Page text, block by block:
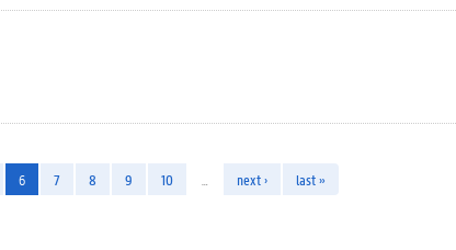
6 7 8 9 10 next › last »